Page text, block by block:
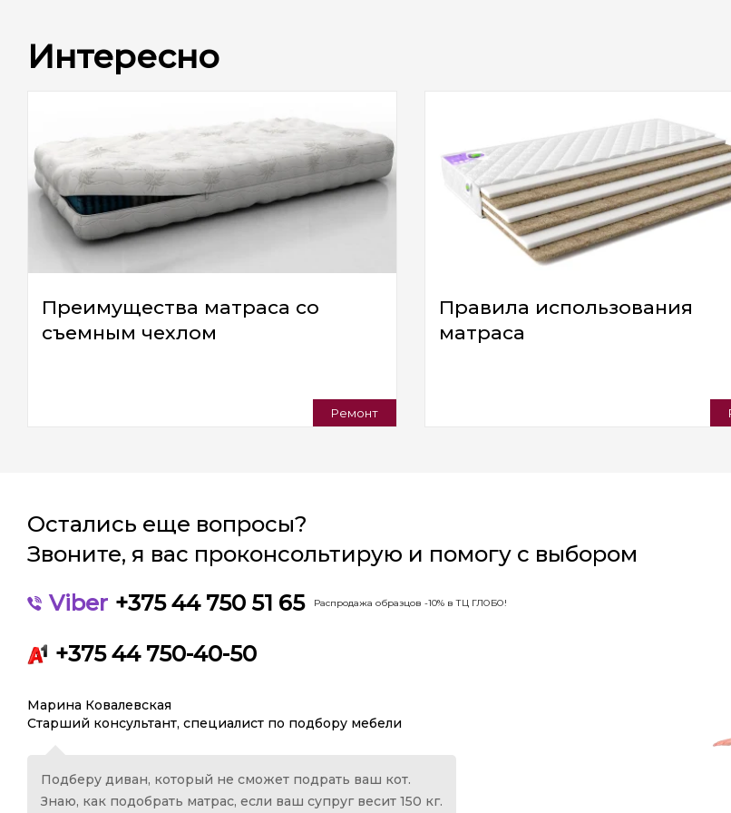
Интересно
Преимущества матраса со
съемным чехлом
Ремонт
Правила использования
матраса
Остались еще вопросы?
Звоните, я вас проконсольтирую и помогу с выбором
Viber +375 44 750 51 65 Распродажа образцов -10% в ТЦ ГЛОБО!
+375 44 750-40-50
Марина Ковалевская
Старший консультант, специалист по подбору мебели
Подберу диван, который не сможет подрать ваш кот.
Знаю, как подобрать матрас, если ваш супруг весит 150 кг.